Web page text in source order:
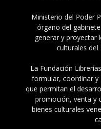
Ministerio del Poder
órgano del
generar y proyectar
culturales del
La Fundación
formular, coordinar y
que permitan el
promoción, venta y
bienes culturales